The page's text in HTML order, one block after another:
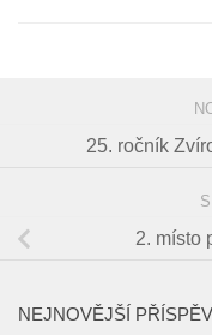
25. ročník
2. místo
NEJNOVĚJŠÍ